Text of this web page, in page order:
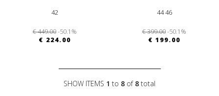
42
€ 449.00-50.1%
€ 224.00
44 46
€ 399.00-50.1%
€ 199.00
SHOW ITEMS 1 to 8 of 8 total